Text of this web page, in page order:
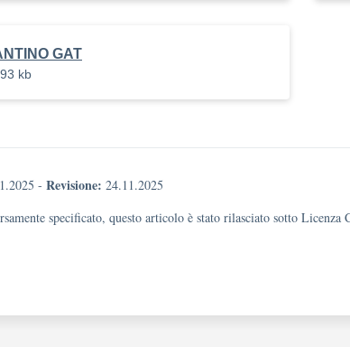
GAT
kb
- Revisione: 24.11.2025
specificato, questo articolo è stato rilasciato sotto